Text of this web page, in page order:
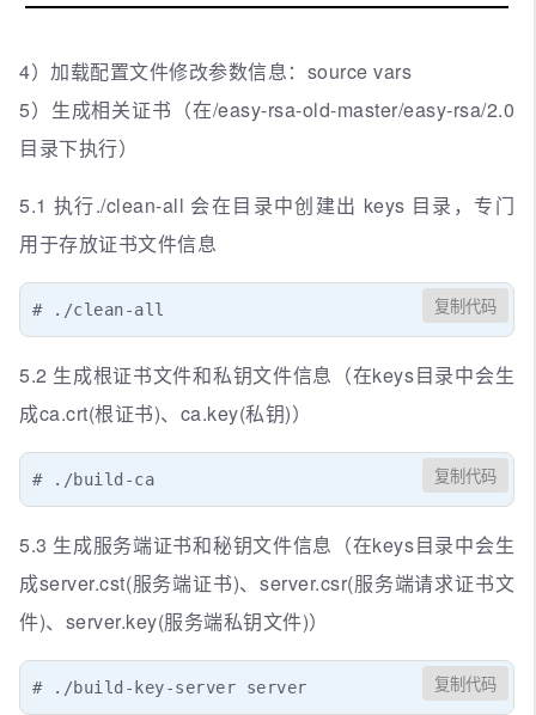
4）加载配置文件修改参数信息：source vars
5）生成相关证书（在/easy-rsa-old-master/easy-rsa/2.0
目录下执行）
5.1 执行./clean-all 会在目录中创建出 keys 目录，专门
用于存放证书文件信息
# ./clean-all 复制代码
5.2 生成根证书文件和私钥文件信息（在keys目录中会生
成ca.crt(根证书)、ca.key(私钥)）
# ./build-ca 复制代码
5.3 生成服务端证书和秘钥文件信息（在keys目录中会生
成server.cst(服务端证书)、server.csr(服务端请求证书文
件)、server.key(服务端私钥文件)）
# ./build-key-server server 复制代码